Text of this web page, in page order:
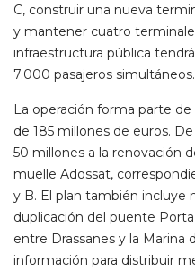
C, construir una nueva
y mantener cuatro
infraestructura pública
7.000 pasajeros simultáneos.
La operación forma parte
de 185 millones de euros.
50 millones a la renovación
muelle Adossat,
y B. El plan también incluye
duplicación del puente
entre Drassanes y la Marina
información para distribuir